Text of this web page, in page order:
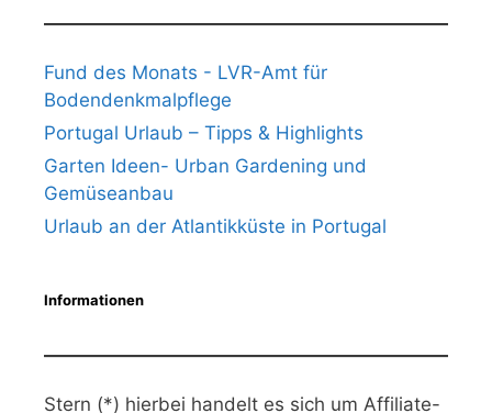
Fund des Monats - LVR-Amt für
Bodendenkmalpflege
Portugal Urlaub – Tipps & Highlights
Garten Ideen- Urban Gardening und
Gemüseanbau
Urlaub an der Atlantikküste in Portugal
Informationen
Stern (*) hierbei handelt es sich um Affiliate-